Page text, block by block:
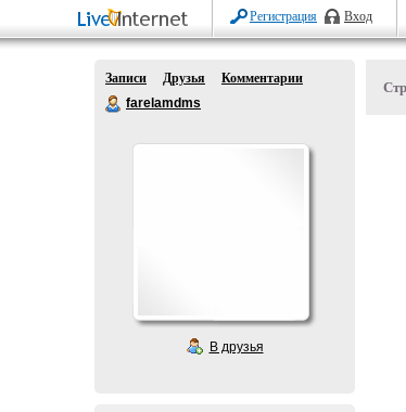
Регистрация Вход
Записи Друзья
Комментарии
farelamdms
В друзья